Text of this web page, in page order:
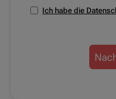
Ich habe die